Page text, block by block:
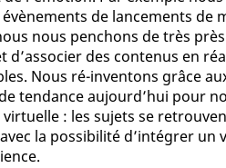
de lancements de
nous penchons de très
des contenus en
Nous ré-inventons grâce
tendance aujourd’hui pour
: les sujets se
la possibilité d’intégrer